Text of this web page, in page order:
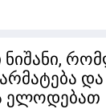
ელოდებათ